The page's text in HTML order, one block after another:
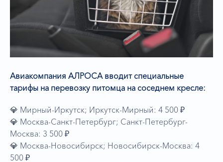
Авиакомпания АЛРОСА вводит специальные
тарифы на перевозку питомца на соседнем кресле:
💎 Мирный-Иркутск; Иркутск-Мирный: 4 500 ₽
💎 Москва-Санкт-Петербург; Санкт-Петербург-
Москва: 3 500 ₽
💎 Москва-Новосибирск; Новосибирск-Москва: 4
500 ₽